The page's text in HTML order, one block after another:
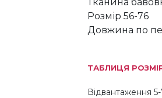
Розмір 56-76
Довжина по
ТАБЛИЦЯ
Відвантаження